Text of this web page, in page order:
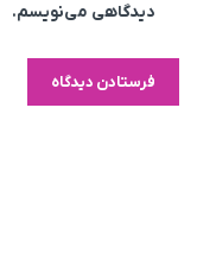
دیدگاهی می‌نویسم.